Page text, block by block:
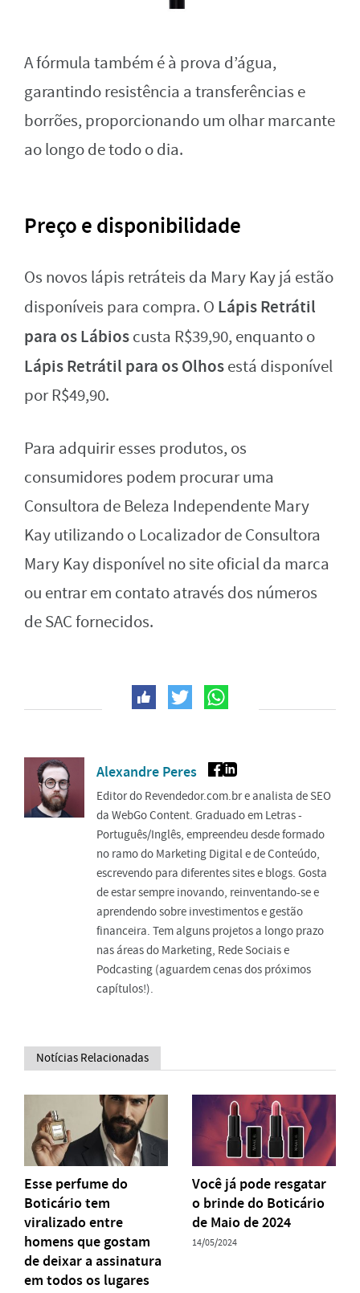
A fórmula também é à prova d’água,
garantindo resistência a transferências e
borrões, proporcionando um olhar marcante
ao longo de todo o dia.
Preço e disponibilidade
Os novos lápis retráteis da Mary Kay já estão
disponíveis para compra. O Lápis Retrátil
para os Lábioscusta R$39,90, enquanto o
Lápis Retrátil para os Olhosestá disponível
por R$49,90.
Para adquirir esses produtos, os
consumidores podem procurar uma
Consultora de Beleza Independente Mary
Kay utilizando o Localizador de Consultora
Mary Kay disponível no site oficial da marca
ou entrar em contato através dos números
de SAC fornecidos.
Alexandre Peres
Editor do Revendedor.com.br e analista de SEO
da WebGo Content. Graduado em Letras -
Português/Inglês, empreendeu desde formado
no ramo do Marketing Digital e de Conteúdo,
escrevendo para diferentes sites e blogs. Gosta
de estar sempre inovando, reinventando-se e
aprendendo sobre investimentos e gestão
financeira. Tem alguns projetos a longo prazo
nas áreas do Marketing, Rede Sociais e
Podcasting (aguardem cenas dos próximos
capítulos!).
Notícias Relacionadas
Esse perfume do
Boticário tem
viralizado entre
homens que gostam
de deixar a assinatura
em todos os lugares
Você já pode resgatar
o brinde do Boticário
de Maio de 2024
14/05/2024